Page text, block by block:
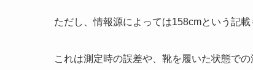
ただし、情報源によっては158cmという記載
これは測定時の誤差や、靴を履いた状態で